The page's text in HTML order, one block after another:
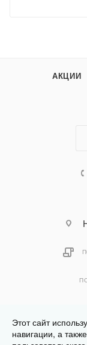
АКЦИИ
Этот сайт
навигации, а